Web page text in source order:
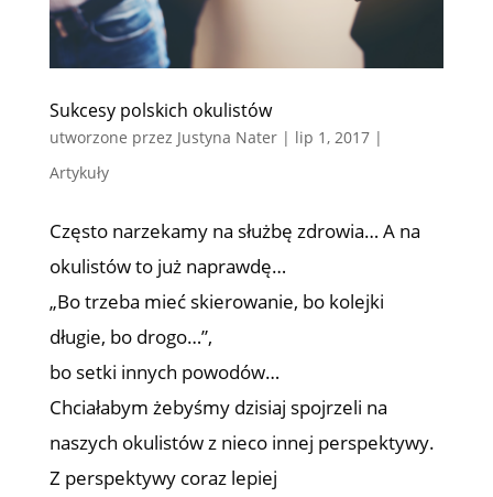
Sukcesy polskich okulistów
utworzone przez Justyna Nater| lip 1, 2017|
Artykuły
Często narzekamy na służbę zdrowia… A na
okulistów to już naprawdę…
„Bo trzeba mieć skierowanie, bo kolejki
długie, bo drogo…”,
bo setki innych powodów…
Chciałabym żebyśmy dzisiaj spojrzeli na
naszych okulistów z nieco innej perspektywy.
Z perspektywy coraz lepiej